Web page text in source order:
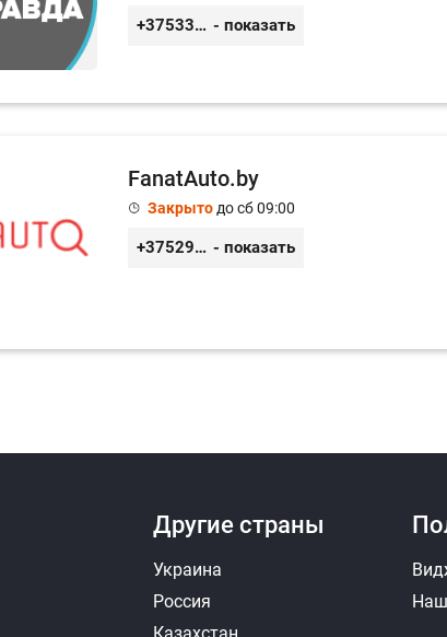
+375336249249 - показать
FanatAuto.by
Закрытодо сб 09:00
+375298800487 - показать
Другие страны
Украина
Россия
Казахстан